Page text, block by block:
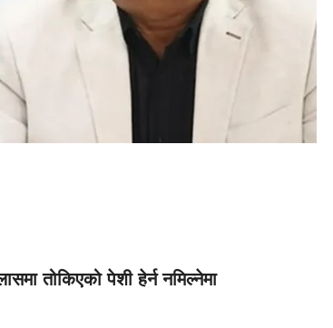
तोकिएको पेशी हेर्न नमिल्नेमा